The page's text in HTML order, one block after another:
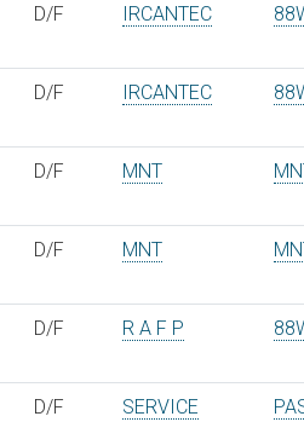
D/F IRCANTEC
D/F IRCANTEC
D/F MNT
D/F MNT
D/F R A F P
D/F
SERVICE